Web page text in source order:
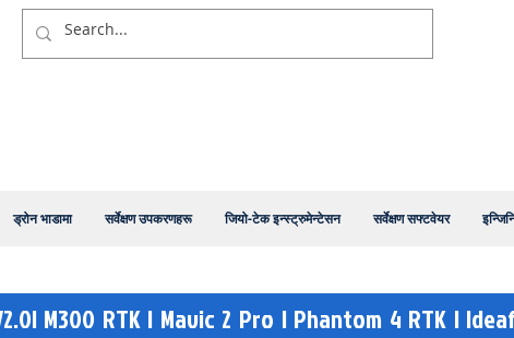
ड्रोन भाडामा सर्वेक्षण उपकरणहरू जियो-टेक इन्स्ट्रुमेन्टेसन सर्वेक्षण सफ्टवेयर
M300 RTK | Mavic 2 Pro | Phantom 4 RTK |